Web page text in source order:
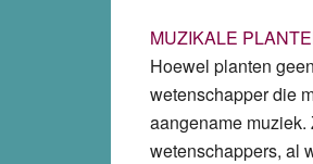
MUZIKALE
Hoewel planten
wetenschapper die
aangename
wetenschappers, al